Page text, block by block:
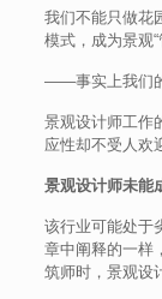
我们不能只做花
模式，成为景观
——事实上我们的
景观设计师工作
应性却不受人欢
景观设计师未能
该行业可能处于
章中阐释的一样
筑师时，景观设